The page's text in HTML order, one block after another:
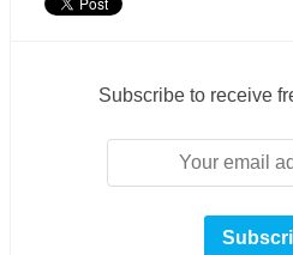
Subscribe to receive